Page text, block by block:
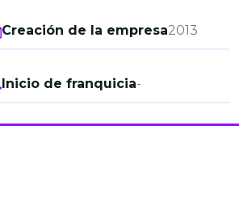
de octubre
Creación de la empresa2013
Inicio de franquicia-